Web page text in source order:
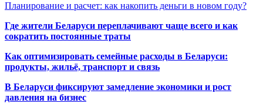
Планирование и расчет: как накопить деньги в новом году?
Где жители Беларуси переплачивают чаще всего и как
сократить постоянные траты
Как оптимизировать семейные расходы в Беларуси:
продукты, жильё, транспорт и связь
В Беларуси фиксируют замедление экономики и рост
давления на бизнес